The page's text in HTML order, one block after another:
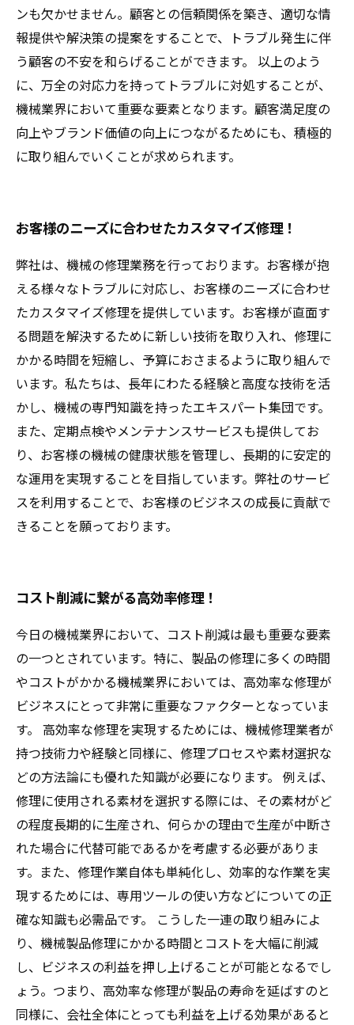
ンも欠かせません。顧客との信頼関係を築き、適切な情
報提供や解決策の提案をすることで、トラブル発生に伴
う顧客の不安を和らげることができます。 以上のよう
に、万全の対応力を持ってトラブルに対処することが、
機械業界において重要な要素となります。顧客満足度の
向上やブランド価値の向上につながるためにも、積極的
に取り組んでいくことが求められます。
お客様のニーズに合わせたカスタマイズ修理！
弊社は、機械の修理業務を行っております。お客様が抱
える様々なトラブルに対応し、お客様のニーズに合わせ
たカスタマイズ修理を提供しています。お客様が直面す
る問題を解決するために新しい技術を取り入れ、修理に
かかる時間を短縮し、予算におさまるように取り組んで
います。私たちは、長年にわたる経験と高度な技術を活
かし、機械の専門知識を持ったエキスパート集団です。
また、定期点検やメンテナンスサービスも提供してお
り、お客様の機械の健康状態を管理し、長期的に安定的
な運用を実現することを目指しています。弊社のサービ
スを利用することで、お客様のビジネスの成長に貢献で
きることを願っております。
コスト削減に繋がる高効率修理！
今日の機械業界において、コスト削減は最も重要な要素
の一つとされています。特に、製品の修理に多くの時間
やコストがかかる機械業界においては、高効率な修理が
ビジネスにとって非常に重要なファクターとなっていま
す。 高効率な修理を実現するためには、機械修理業者が
持つ技術力や経験と同様に、修理プロセスや素材選択な
どの方法論にも優れた知識が必要になります。 例えば、
修理に使用される素材を選択する際には、その素材がど
の程度長期的に生産され、何らかの理由で生産が中断さ
れた場合に代替可能であるかを考慮する必要がありま
す。また、修理作業自体も単純化し、効率的な作業を実
現するためには、専用ツールの使い方などについての正
確な知識も必需品です。 こうした一連の取り組みによ
り、機械製品修理にかかる時間とコストを大幅に削減
し、ビジネスの利益を押し上げることが可能となるでし
ょう。つまり、高効率な修理が製品の寿命を延ばすのと
同様に、会社全体にとっても利益を上げる効果があると